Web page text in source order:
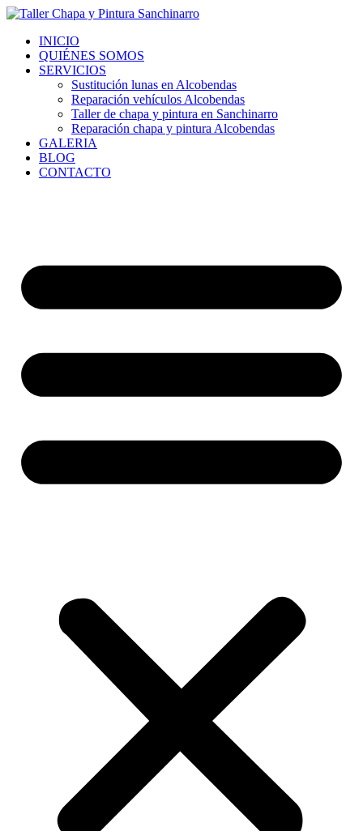
Ir
contenidoINICIO
QUIÉNES SOMOS
SERVICIOS
Sustitución lunas en Alcobendas
Reparación vehículos Alcobendas
Taller de chapa y pintura en Sanchinarro
Reparación chapa y pintura Alcobendas
GALERIA
BLOG
CONTACTO